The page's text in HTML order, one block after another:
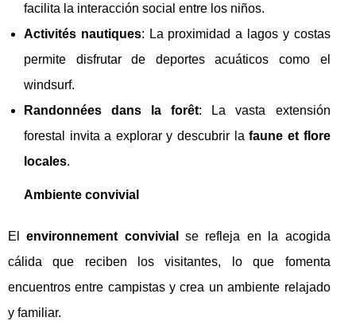
facilita la interacción social entre los niños.
Activités nautiques: La proximidad a lagos y costas
permite disfrutar de deportes acuáticos como el
windsurf.
Randonnées dans la forêt: La vasta extensión
forestal invita a explorar y descubrir lafaune et flore
locales.
Ambiente convivial
Elenvironnement convivial
se refleja en la acogida
cálida que reciben los visitantes, lo que fomenta
encuentros entre campistas y crea un ambiente relajado
y familiar.